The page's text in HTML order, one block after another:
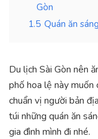
Gòn
1.5 Quán ăn
Du lịch Sài Gòn nên
phố hoa lệ này muốn
chuẩn vị người bản
túi những quán ăn
gia đình mình đi nhé.